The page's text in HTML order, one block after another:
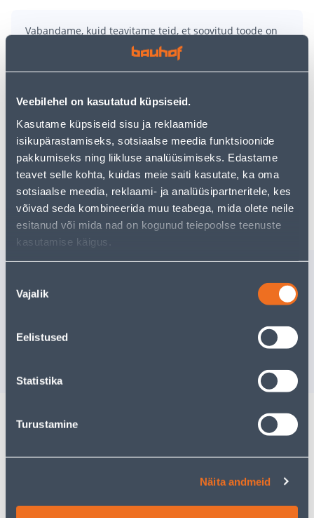
Veebilehel on kasutatud küpsiseid.
Kasutame küpsiseid sisu ja reklaamide
isikupärastamiseks, sotsiaalse meedia funktsioonide
pakkumiseks ning liikluse analüüsimiseks. Edastame
teavet selle kohta, kuidas meie saiti kasutate, ka oma
sotsiaalse meedia, reklaami- ja analüüsipartneritele, kes
võivad seda kombineerida muu teabega, mida olete neile
esitanud või mida nad on kogunud teiepoolse teenuste
kasutamise käigus.
valik
Vajalik
Eelistused
Statistika
Turustamine
Näita andmeid
Vabandame, kuid teavitame teid, et soovitud toode on
hetkel suure nõudluse tõttu ajutiselt otsas. Siiski
pakume suurepäraseid alternatiive samast
tootekategooriast, mis võivad teile sama palju rõõmu
Teie ostlemisrõõm ei pea aga siin lõppema - oma
kasutades meie võimsat otsingufunktsiooni, et leida
veelgi meelepärasemad valikuid. Head ostlemist!
Tarne pole võimalik
KARV
kehtib kuni